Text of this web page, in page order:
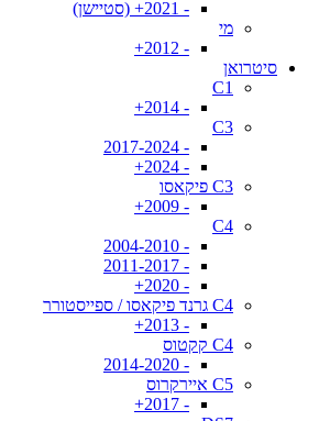
- 2021+ (סטיישן)
מי
- 2012+
סיטרואן
C1
- 2014+
C3
- 2017-2024
- 2024+
C3 פיקאסו
- 2009+
C4
- 2004-2010
- 2011-2017
- 2020+
C4 גרנד פיקאסו / ספייסטורר
- 2013+
C4 קקטוס
- 2014-2020
C5 איירקרוס
- 2017+